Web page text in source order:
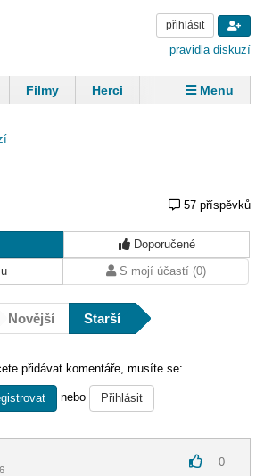
přihlásit
pravidla diskuzí
Filmy Herci
ZpěváciMenu
57 příspěvků
Doporučené
S mojí účastí (0)
Novější Starší
přidávat komentáře, musíte se:
nebo Přihlásit
0